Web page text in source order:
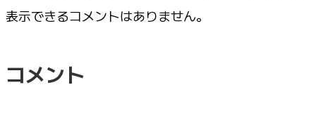
表示できるコメントはありません。
コメント